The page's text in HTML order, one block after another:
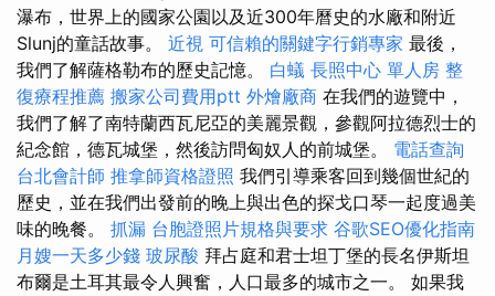
瀑布，世界上的國家公園以及近300年曆史的水廠和附近
Slunj的童話故事。 近視 可信賴的關鍵字行銷專家 最後，
我們了解薩格勒布的歷史記憶。 白蟻 長照中心 單人房 整
復療程推薦 搬家公司費用ptt 外燴廠商 在我們的遊覽中，
我們了解了南特蘭西瓦尼亞的美麗景觀，參觀阿拉德烈士的
紀念館，德瓦城堡，然後訪問匈奴人的前城堡。 電話查詢
台北會計師 推拿師資格證照 我們引導乘客回到幾個世紀的
歷史，並在我們出發前的晚上與出色的探戈口琴一起度過美
味的晚餐。 抓漏 台胞證照片規格與要求 谷歌SEO優化指南
月嫂一天多少錢 玻尿酸 拜占庭和君士坦丁堡的長名伊斯坦
布爾是土耳其最令人興奮，人口最多的城市之一。 如果我